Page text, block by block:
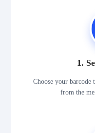
1.
Choose your
from the